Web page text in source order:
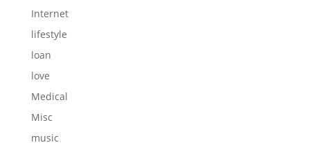
Internet
lifestyle
loan
love
Medical
Misc
music